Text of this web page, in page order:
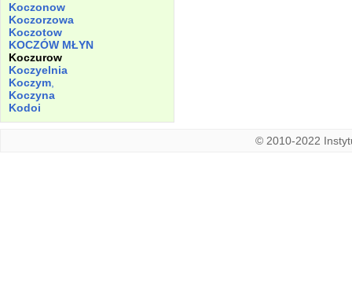
Koczonow
Koczorzowa
Koczotow
KOCZÓW MŁYN
Koczurow
Koczyelnia
Koczym
Koczyna
Kodoi
© 2010-2022